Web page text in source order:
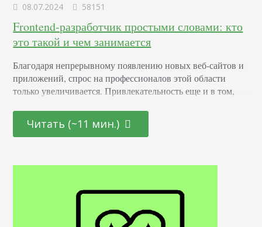
08.07.2024 58151
Frontend-разработчик простыми словами: кто
это такой и чем занимается
Благодаря непрерывному появлению новых веб-сайтов и
приложений, спрос на профессионалов этой области
только увеличивается. Привлекательность еще и в том,
переосмысления карьерного пути и готов начать все с
интерфейсов для сайтов и приложений. Он…
Читать (~11 мин.)